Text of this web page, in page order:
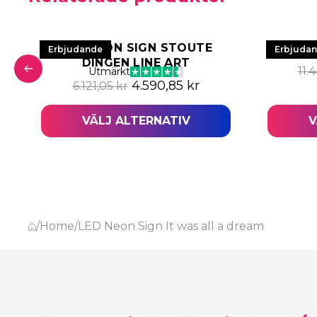
priset var: 6.510,28 kr.
priset är: 4.882,82 kr.
Erbjudande
LED NEON SIGN STOUTE
DINGEN LINE ART
Utmärkt
6.121,05kr Det ursprungliga priset var:
4.590,85 krDet nuvarande
VÄLJ ALTERNATIV
/Home/LED Neon Sign It was all a dream